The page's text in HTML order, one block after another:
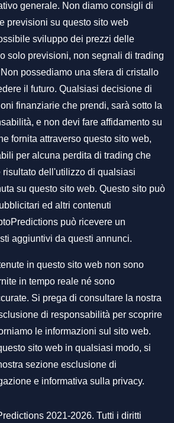
generale. Non diamo consigli di
previsioni su questo sito web
sviluppo dei prezzi delle
solo previsioni, non segnali di trading
possediamo una sfera di cristallo
il futuro. Qualsiasi decisione di
finanziarie che prendi, sarà sotto la
e non devi fare affidamento su
fornita attraverso questo sito web,
per alcuna perdita di trading che
risultato dell'utilizzo di qualsiasi
su questo sito web. Questo sito può
ed altri contenuti
può ricevere un
aggiuntivi da questi annunci.
in questo sito web non sono
in tempo reale né sono
Si prega di consultare la nostra
di responsabilità per scoprire
le informazioni sul sito web.
sito web in qualsiasi modo, si
sezione esclusione di
e informativa sulla privacy.
2021-2026. Tutti i diritti